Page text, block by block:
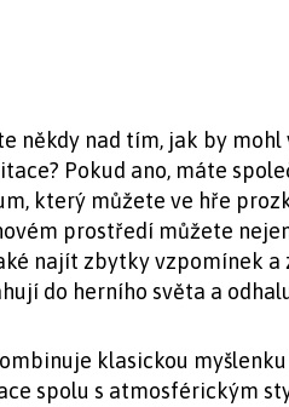
někdy nad tím, jak by
Pokud ano, máte
který můžete ve hře
prostředí můžete
najít zbytky vzpomínek
do herního světa a
klasickou
spolu s atmosférickým